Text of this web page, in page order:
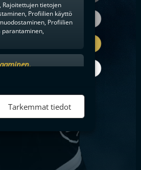
tietojen
Profiilien käyttö
Profiilien
parantaminen,
Tarkemmat tiedot